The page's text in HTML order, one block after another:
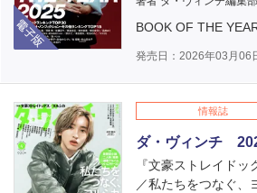
電子版
BOOK OF THE
発売日：2026年03月06
情報誌
ダ・ヴィンチ
『文豪ストレイド
／私たちをつなぐ、